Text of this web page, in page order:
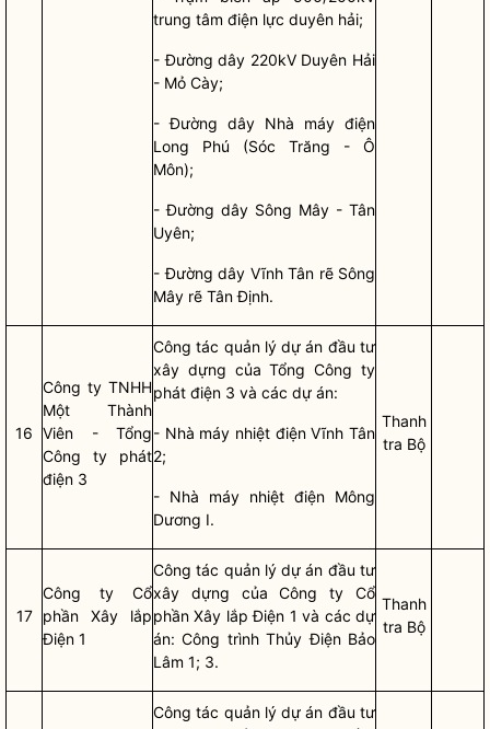
trung tâm điện lực duyên hải;
- Đường dây 220kV Duyên Hải
- Mỏ Cày;
- Đường dây Nhà máy điện
Long Phú (Sóc Trăng - Ô
Môn);
- Đường dây Sông Mây - Tân
Uyên;
- Đường dây Vĩnh Tân rẽ Sông
Mây rẽ Tân Định.
16
Công ty TNHH
Một Thành
Viên - Tổng
Công ty phát
điện 3
Công tác quản lýdự án đầu tư
xây dựng của Tổng Công ty
phát điện 3 và các dự án:
- Nhà máy nhiệt điện Vĩnh Tân
2;
- Nhà máy nhiệt điện Mông
Dương I.
Thanh
tra Bộ
17
Công ty Cổ
phần Xây lắp
Điện 1
Công tác quản lýdự án đầu tư
xây dựng của Công ty Cổ
phần Xây lắp Điện 1 và các dự
án: Công trình Thủy Điện Bảo
Lâm 1; 3.
Thanh
tra Bộ
Công tác quản lýdự án đầu tư